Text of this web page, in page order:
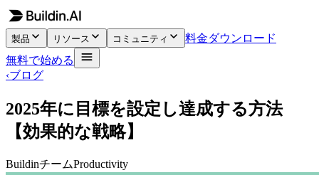
製品 リソース コミュニティ 料金ダウンロード
無料で始める
‹ブログ
2025年に目標を設定し達成する方法
【効果的な戦略】
BuildinチームProductivity